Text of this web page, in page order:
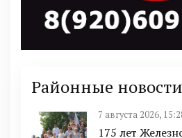
Районные новости
7 августа 2026,
175 лет